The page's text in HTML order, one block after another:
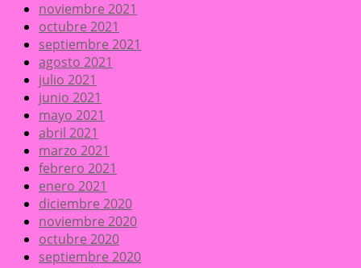
noviembre 2021
octubre 2021
septiembre 2021
agosto 2021
julio 2021
junio 2021
mayo 2021
abril 2021
marzo 2021
febrero 2021
enero 2021
diciembre 2020
noviembre 2020
octubre 2020
septiembre 2020